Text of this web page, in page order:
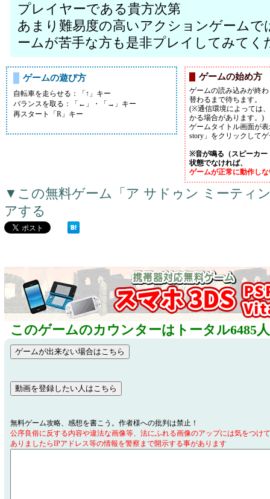
プレイヤーである貴方次第
あまり難易度の高いアクションゲーム
ームが苦手な方も是非プレイしてみてく
ゲームの遊び方
自転車を走らせる：「↑」キー
バランスを取る：「←」・「→」キー
再スタート「R」キー
ゲームの始め方
ゲームの読み込みが終
替わるまで待ちます。
(※通信環境によっては
かる場合があります。)
ゲームタイトル画面が
story」をクリックして
※音が鳴る（スピーカー
状態でなければ、
ゲームが正常に動作し
▼この無料ゲーム「ア サドゥン ミーティ
アする
このゲームのカウンターはトータル6485
無料ゲーム攻略、感想を書こう。作者様への批判は禁止！
公序良俗に反する内容や違法な画像等、法にふれる画像のアップには気をつけ
ありましたらIPアドレス等の情報を警察まで開示する事があります